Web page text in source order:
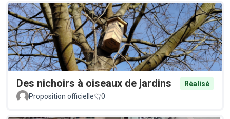
Des nichoirs à oiseaux de jardins
Réalisé
Proposition officielle
0